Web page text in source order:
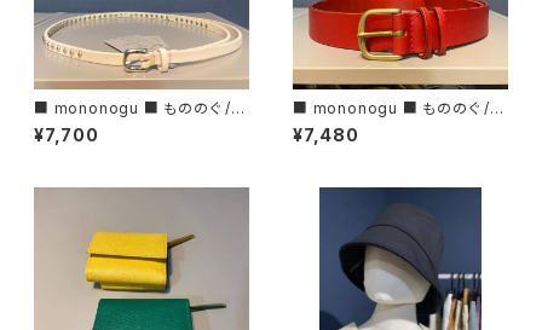
■ mononogu ■ もののぐ /レ
ザースタッズベルト・10STUDS
■MADE IN JAPAN
¥7,700
■ mononogu ■ もののぐ /レ
ザーベルト・30ROLL■MADE
IN JAPAN
¥7,480